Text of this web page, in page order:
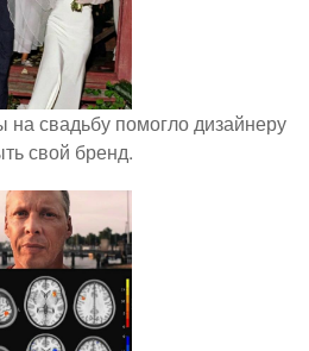
на свадьбу помогло дизайнеру
свой бренд.